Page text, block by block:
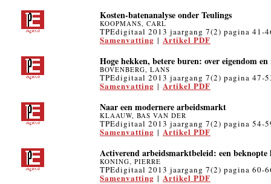
Kosten-batenanalyse onder Teulings
KOOPMANS, CARL
TPEdigitaal 2013 jaargang 7(2) pagina 41-
Samenvatting | Artikel PDF
Hoge hekken, betere buren: over eigendom en
BOVENBERG, LANS
TPEdigitaal 2013 jaargang 7(2) pagina 47-
Samenvatting | Artikel PDF
Naar een modernere arbeidsmarkt
KLAAUW, BAS VAN DER
TPEdigitaal 2013 jaargang 7(2) pagina 54-
Samenvatting | Artikel PDF
Activerend arbeidsmarktbeleid: een
KONING, PIERRE
TPEdigitaal 2013 jaargang 7(2) pagina 60-
Samenvatting | Artikel PDF